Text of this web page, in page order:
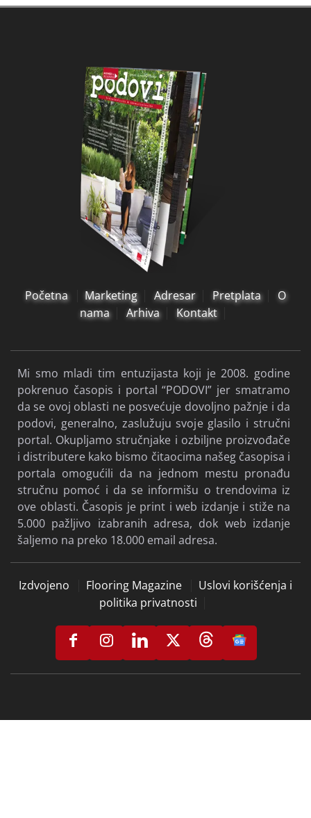
Početna Marketing Adresar Pretplata
O
nama
Arhiva Kontakt
Mi smo mladi tim entuzijasta koji je 2008. godine
pokrenuo časopis i portal “PODOVI” jer smatramo
da se ovoj oblasti ne posvećuje dovoljno pažnje i da
podovi, generalno, zaslužuju svoje glasilo i stručni
portal. Okupljamo stručnjake i ozbiljne proizvođače
i distributere kako bismo čitaocima našeg časopisa i
portala omogućili da na jednom mestu pronađu
stručnu pomoć i da se informišu o trendovima iz
ove oblasti. Časopis je print i web izdanje i stiže na
5.000 pažljivo izabranih adresa, dok web izdanje
šaljemo na preko 18.000 email adresa.
Izdvojeno Flooring Magazine
Uslovi korišćenja i
politika privatnosti